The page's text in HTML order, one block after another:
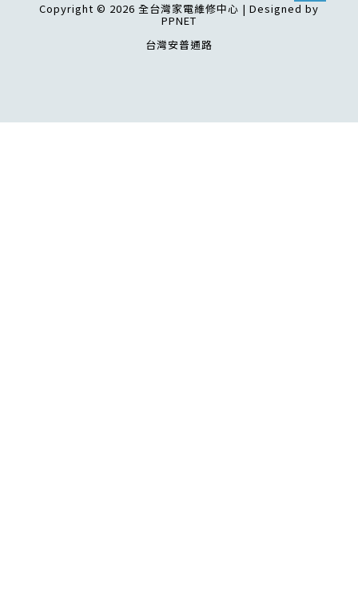
Copyright © 2026 全台灣家電維修中心 | Designed by
PPNET
台灣安普通路